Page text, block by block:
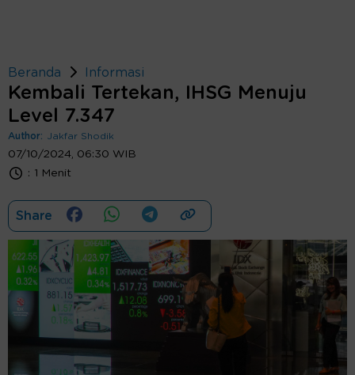
Beranda Informasi
Kembali Tertekan, IHSG Menuju
Level 7.347
Author: Jakfar Shodik
07/10/2024, 06:30 WIB
: 1 Menit
Share